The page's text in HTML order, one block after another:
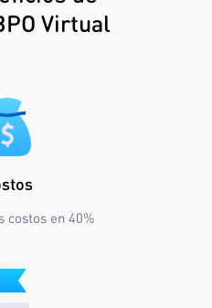
Virtual
costos en 40%